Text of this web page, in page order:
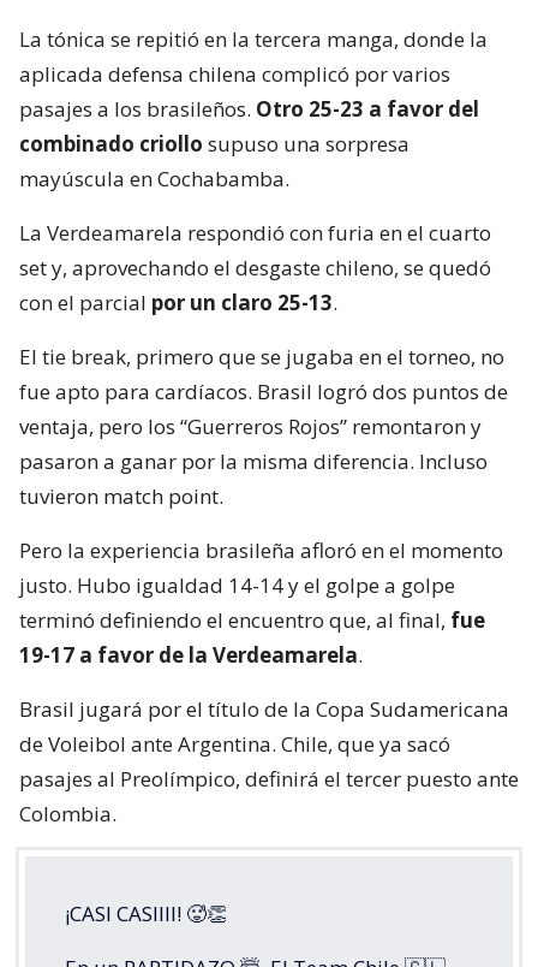
La tónica se repitió en la tercera manga, donde la
aplicada defensa chilena complicó por varios
pasajes a los brasileños. Otro 25-23 a favor del
combinado criollo supuso una sorpresa
mayúscula en Cochabamba.
La Verdeamarela respondió con furia en el cuarto
set y, aprovechando el desgaste chileno, se quedó
con el parcial por un claro 25-13.
El tie break, primero que se jugaba en el torneo, no
fue apto para cardíacos. Brasil logró dos puntos de
ventaja, pero los “Guerreros Rojos” remontaron y
pasaron a ganar por la misma diferencia. Incluso
tuvieron match point.
Pero la experiencia brasileña afloró en el momento
justo. Hubo igualdad 14-14 y el golpe a golpe
terminó definiendo el encuentro que, al final, fue
19-17 a favor de la Verdeamarela.
Brasil jugará por el título de la Copa Sudamericana
de Voleibol ante Argentina. Chile, que ya sacó
pasajes al Preolímpico, definirá el tercer puesto ante
Colombia.
¡CASI CASIIII! 🥵👏